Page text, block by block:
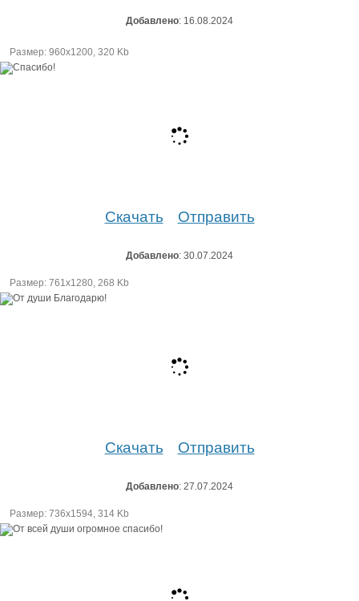
Добавлено: 16.08.2024
Размер: 960х1200, 320 Kb
Скачать Отправить
Добавлено: 30.07.2024
Размер: 761х1280, 268 Kb
Скачать Отправить
Добавлено: 27.07.2024
Размер: 736х1594, 314 Kb